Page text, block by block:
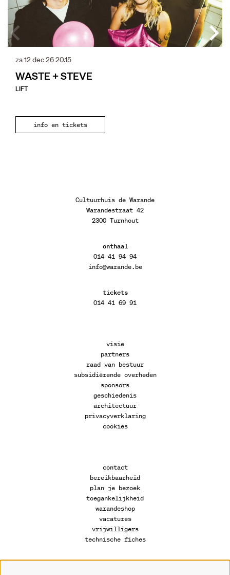
WASTE + STEVE
LIFT
za 12 dec 2620.15
info en tickets
Cultuurhuis de Warande
Warandestraat 42
2300 Turnhout
onthaal
014 41 94 94
info@warande.be
tickets
014 41 69 91
visie
partners
raad van bestuur
subsidiërende overheden
sponsors
geschiedenis
architectuur
privacyverklaring
cookies
contact
bereikbaarheid
plan je bezoek
toegankelijkheid
warandeshop
vacatures
vrijwilligers
technische fiches